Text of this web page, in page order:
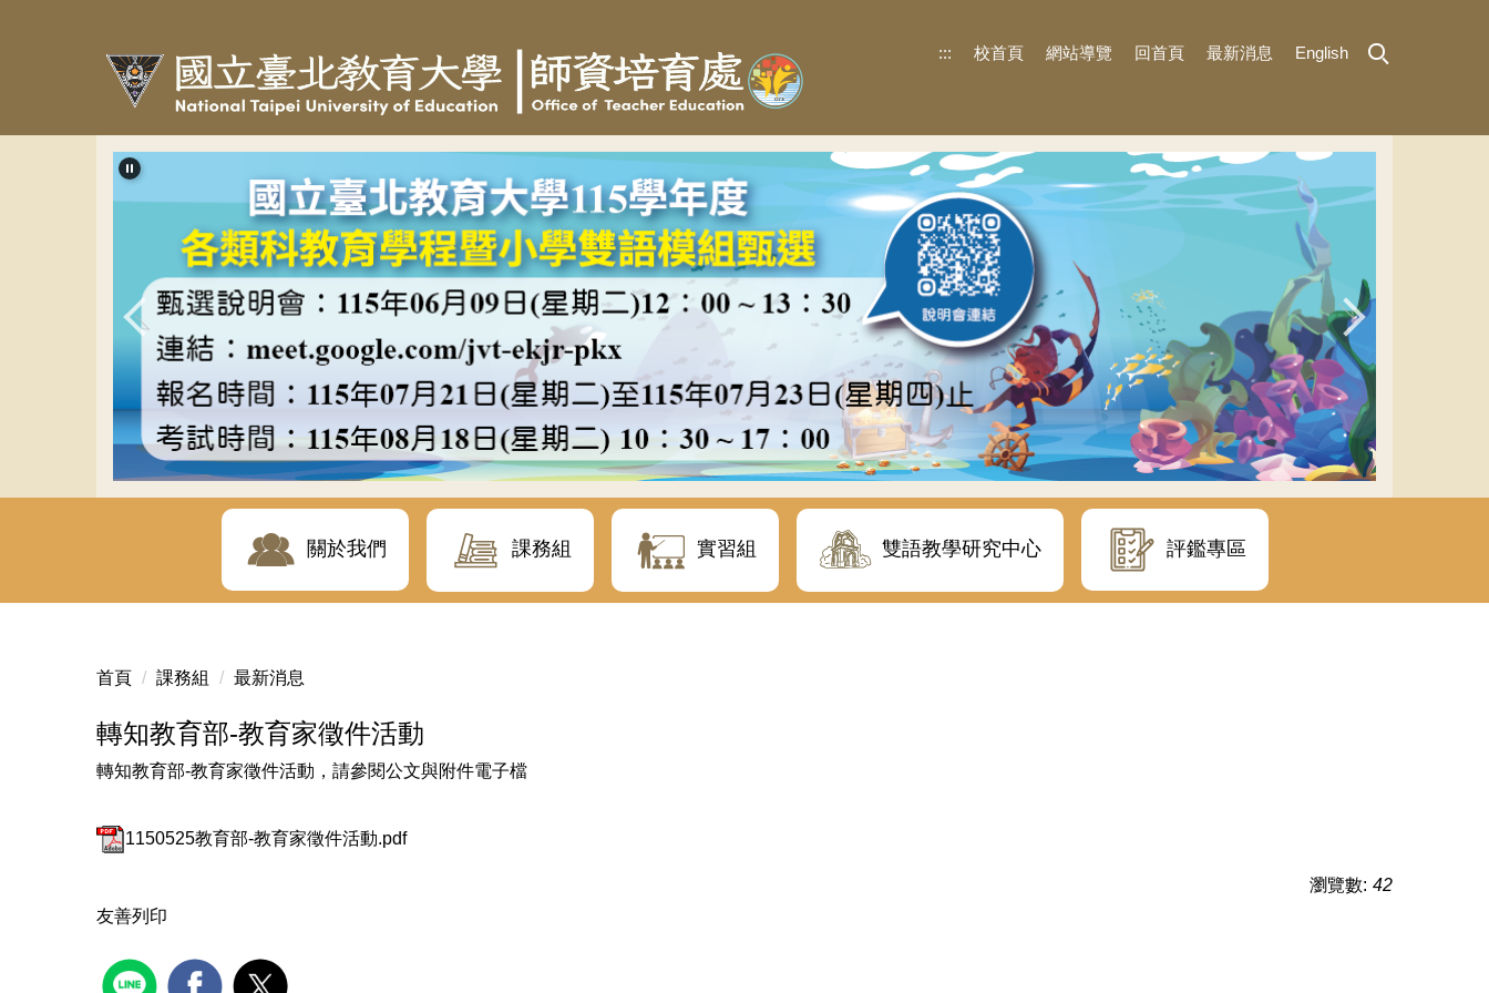
::: 校首頁 網站導覽 回首頁 最新消息 English
教程甄選banner
關於我們 課務組 實習組 雙語教學研究中心 評鑑專區
首頁 課務組 最新消息
轉知教育部-教育家徵件活動
轉知教育部-教育家徵件活動，請參閱公文與附件電子檔
1150525教育部-教育家徵件活動.pdf
瀏覽數: 42
友善列印